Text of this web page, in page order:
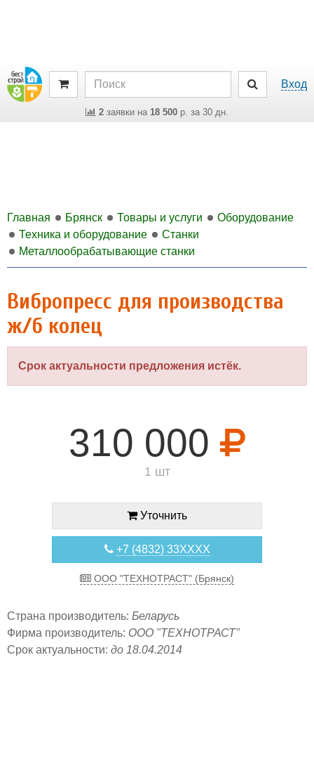
Вход
2 заявки на 18 500 р. за 30 дн.
Главная Брянск Товары и услуги
Оборудование
Техника и оборудование
Станки
Металлообрабатывающие станки
Вибропресс для производства
ж/б колец
Срок актуальности предложения истёк.
310 000
1 шт
Уточнить
+7 (4832) 33XXXX
ООО "ТЕХНОТРАСТ" (Брянск)
Страна производитель: Беларусь
Фирма производитель: ООО "ТЕХНОТРАСТ"
Срок актуальности: до 18.04.2014